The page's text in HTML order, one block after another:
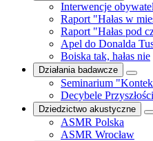
Interwencje
Raport "Hałas w
Raport "Hałas pod
Apel do Donalda
Boiska tak, hałas nie
Działania badawcze
Seminarium
Decybele Przyszłości
Dziedzictwo akustyczne
ASMR Polska
ASMR Wrocław